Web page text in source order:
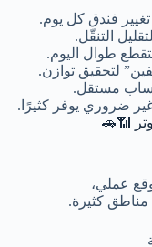
فندق كل يوم.
التنقّل.
طوال اليوم.
لتحقيق توازن.
مستقل.
ضروري يوفر كثيرًا.
عملي،
مناطق كثيرة.